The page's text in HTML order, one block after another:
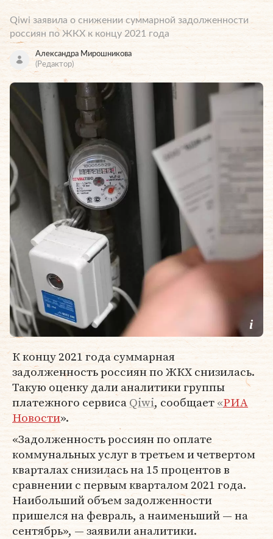
Qiwi заявила о снижении суммарной задолженности
россиян по ЖКХ к концу 2021 года
Александра Мирошникова
(Редактор)
К концу 2021 года суммарная
задолженность россиян по ЖКХ снизилась.
Такую оценку дали аналитики группы
платежного сервисаQiwi, сообщает«РИА
Новости».
«Задолженность россиян по оплате
коммунальных услуг в третьем и четвертом
кварталах снизилась на 15 процентов в
сравнении с первым кварталом 2021 года.
Наибольший объем задолженности
пришелся на февраль, а наименьший — на
сентябрь», — заявили аналитики.